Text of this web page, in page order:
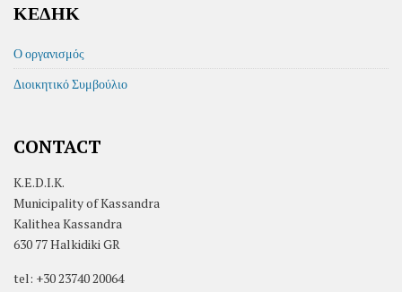
ΚΕΔΗΚ
Ο οργανισμός
Διοικητικό Συμβούλιο
CONTACT
K.E.D.I.K.
Municipality of Kassandra
Kalithea Kassandra
630 77 Halkidiki GR
tel: +30 23740 20064